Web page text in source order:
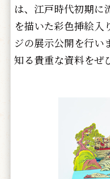
は、江戸時代初期に
を描いた彩色挿絵入
ジの展示公開を行い
知る貴重な資料をぜ